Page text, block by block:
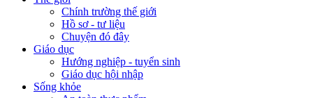
Chính trường thế giới
Hồ sơ - tư liệu
Chuyện đó đây
Giáo dục
Hướng nghiệp - tuyển sinh
Giáo dục hội nhập
Sống khỏe